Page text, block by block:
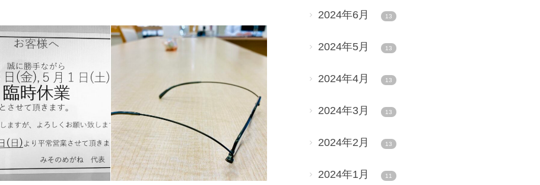
2024年6月 13
2024年5月 13
2024年4月 13
2024年3月 13
2024年2月 13
2024年1月 11